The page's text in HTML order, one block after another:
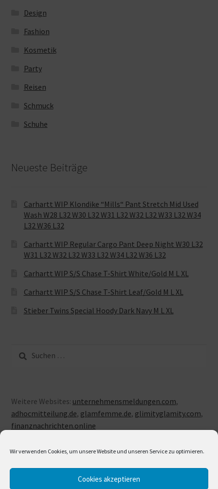
Wir verwenden Cookies, um unsere Website und unseren Service zu optimieren.
Cookies akzeptieren
Design
Fashion
Kosmetik
Party
Reisen
Schmuck
Schuhe
Neueste Beiträge
Carhartt WIP Klondike “Mills“ Pant Stretch Mid Used
Wash W28 L32 W30 L32 W31 L32 W32 L32 W33 L32 W34
L32 W36 L32
Carhartt WIP Regular Cargo Pant Deep Night W30 L32
W31 L32 W32 L32 W33 L32 W34 L32 W36 L32
Carhartt WIP S/S Chase T-Shirt White/Gold M L XL
Carhartt WIP S/S Chase T-Shirt Leaf/Gold M L XL
Stieber Twins Special Hoody Dark Navy M L XL
Suche
nach:
Weitere Websites: unternehmensmeldungen.com,
adhocmitteilung.de, glamfemme.de, glimityglamity.com,
finanznachrichten.online